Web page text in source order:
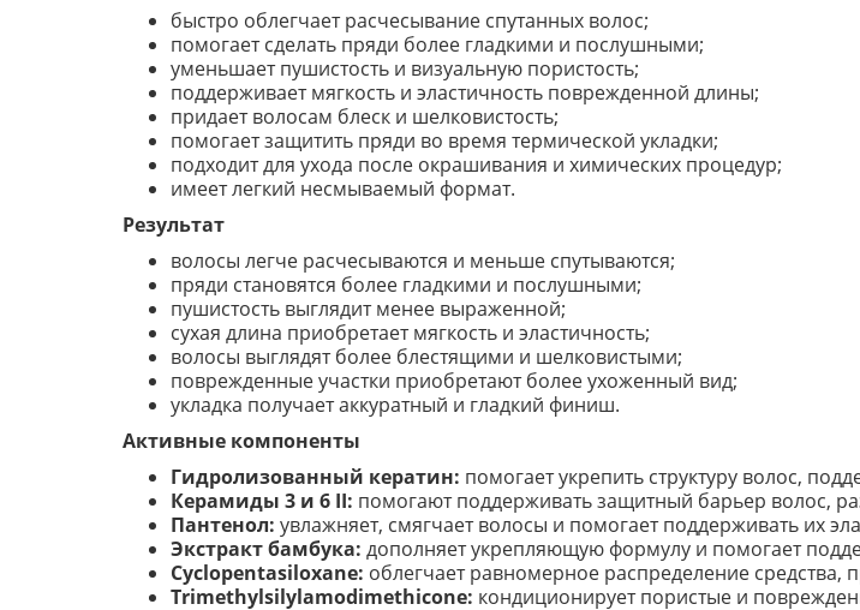
быстро облегчает расчесывание спутанных волос;
помогает сделать пряди более гладкими и послушными;
уменьшает пушистость и визуальную пористость;
поддерживает мягкость и эластичность поврежденной длины;
придает волосам блеск и шелковистость;
помогает защитить пряди во время термической укладки;
подходит для ухода после окрашивания и химических процедур;
имеет легкий несмываемый формат.
Результат
волосы легче расчесываются и меньше спутываются;
пряди становятся более гладкими и послушными;
пушистость выглядит менее выраженной;
сухая длина приобретает мягкость и эластичность;
волосы выглядят более блестящими и шелковистыми;
поврежденные участки приобретают более ухоженный вид;
укладка получает аккуратный и гладкий финиш.
Активные компоненты
Гидролизованный кератин: помогает укрепить структуру волос,
Керамиды 3 и 6 II: помогают поддерживать защитный барьер волос,
Пантенол: увлажняет, смягчает волосы и помогает поддерживать их
Экстракт бамбука: дополняет укрепляющую формулу и помогает
Cyclopentasiloxane: облегчает равномерное распределение средства,
Trimethylsilylamodimethicone: кондиционирует пористые и